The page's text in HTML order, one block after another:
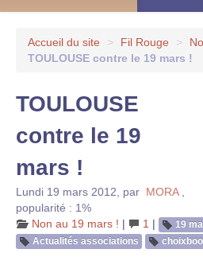
Accueil du site > Fil Rouge >
TOULOUSE contre le 19 mars !
TOULOUSE
contre le 19
mars !
Lundi 19 mars 2012 par MORA
popularité : 1%
Non au 19 mars ! | 1 |
19
Actualités associations